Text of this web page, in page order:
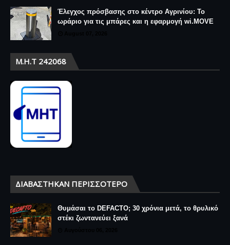
2026» με ελεύθερη είσοδο!
August 08, 2026
θήρας 2026-2027
August 08, 2026
Η Περιφέρεια Δυτικής Ελλάδας στο παγκόσμιο
Καινούργιο: Η χορωδία «Αγία Σκέπη» στην
Παράκληση της Παναγίας στον Ι.Ν. Αγίου
Έλεγχος πρόσβασης στο κέντρο Αγρινίου: Το
August 07, 2026
Μ.Η.Τ 242068